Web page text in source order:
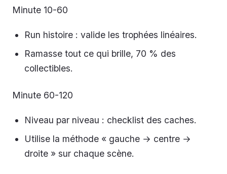
Minute 10-60
Run histoire : valide les trophées linéaires.
Ramasse tout ce qui brille, 70 % des
collectibles.
Minute 60-120
Niveau par niveau : checklist des caches.
Utilise la méthode « gauche → centre →
droite » sur chaque scène.